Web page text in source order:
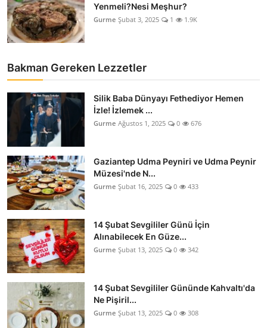
Yenmeli?Nesi Meşhur?
Gurme Şubat 3, 2025 1 1.9K
Bakman Gereken Lezzetler
Silik Baba Dünyayı Fethediyor Hemen
İzle! İzlemek ...
Gurme Ağustos 1, 2025 0 676
Gaziantep Udma Peyniri ve Udma Peynir
Müzesi'nde N...
Gurme Şubat 16, 2025 0 433
14 Şubat Sevgililer Günü İçin
Alınabilecek En Güze...
Gurme Şubat 13, 2025 0 342
14 Şubat Sevgililer Gününde Kahvaltı'da
Ne Pişiril...
Gurme Şubat 13, 2025 0 308